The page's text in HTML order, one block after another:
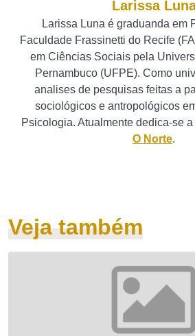
Larissa
Larissa Luna é graduanda em
Faculdade Frassinetti do Recife
em Ciências Sociais pela
Pernambuco (UFPE). Como
analises de pesquisas feitas a
sociológicos e antropológicos
Psicologia. Atualmente dedica-se
O Norte.
Veja também